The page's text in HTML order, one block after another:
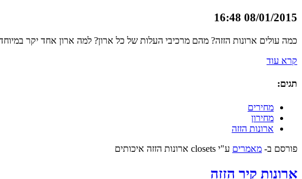
08/01/2015 16:48
כמה עולים ארונות הזזה? מהם מרכיבי העלות של כל ארון? למה ארון אחד יקר
קרא עוד
תגים:
מחירים
מחירון
ארונות הזזה
פורסם ב- מאמרים ע"י closets ארונות הזזה איכותים
ארונות קיר הזזה